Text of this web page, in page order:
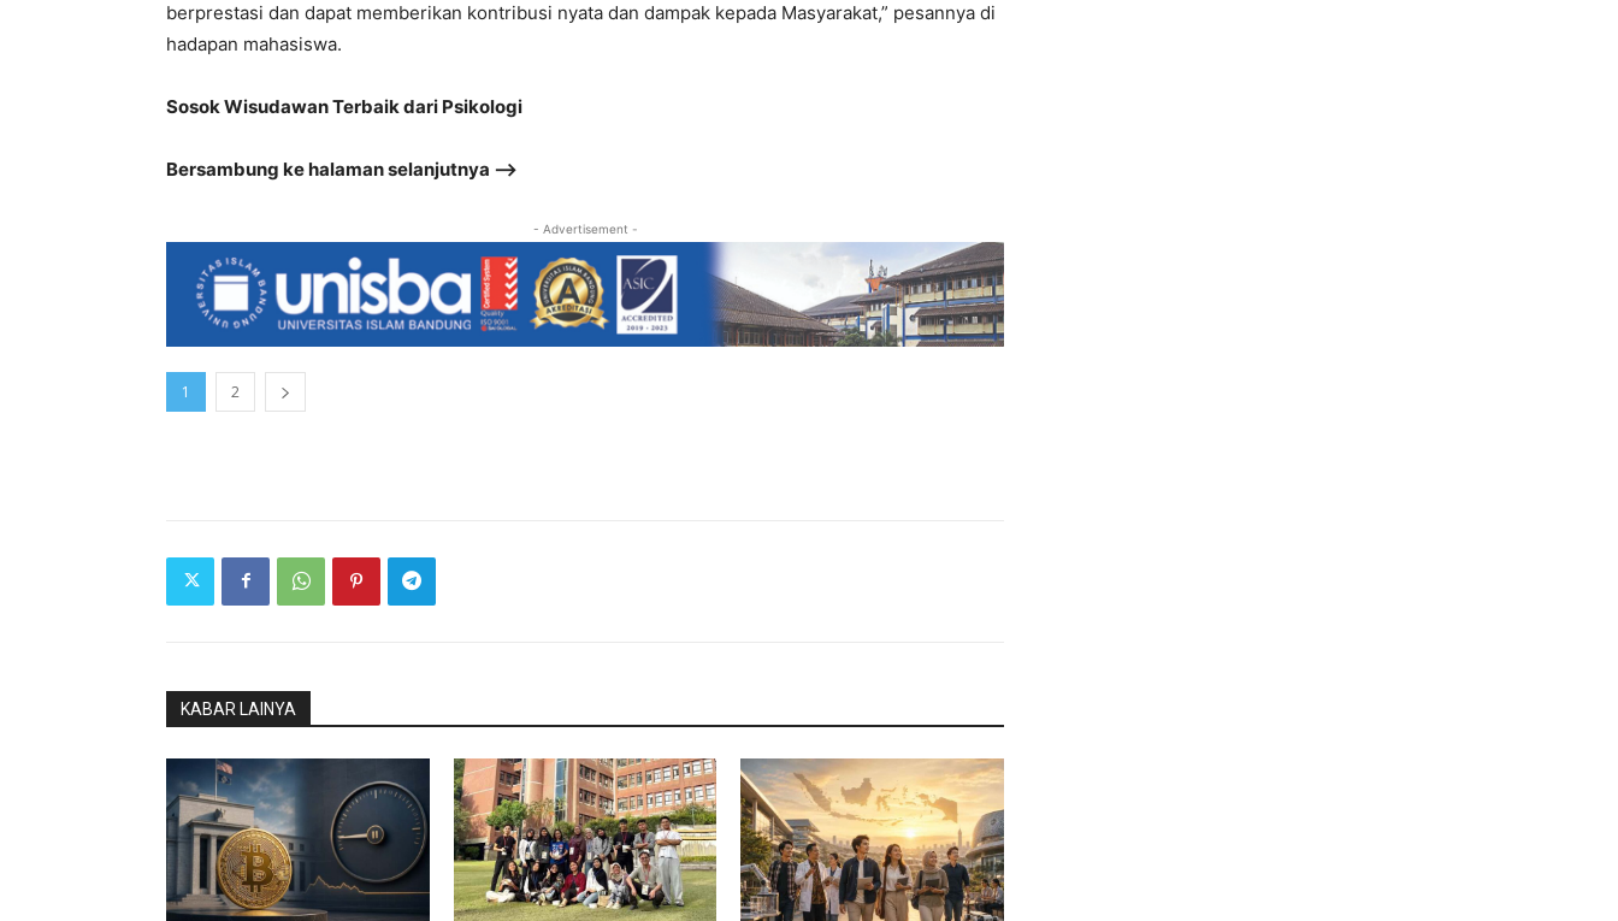
berprestasi dan dapat memberikan kontribusi nyata dan dampak kepada Masyarakat,” pesannya di
hadapan mahasiswa.
Sosok Wisudawan Terbaik dari Psikologi
Bersambung ke halaman selanjutnya –>
- Advertisement -
1 2
KABAR LAINYA